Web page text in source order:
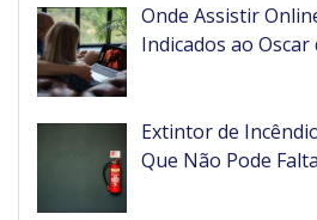
Onde Assistir
Indicados ao Oscar
Extintor de
Que Não Pode